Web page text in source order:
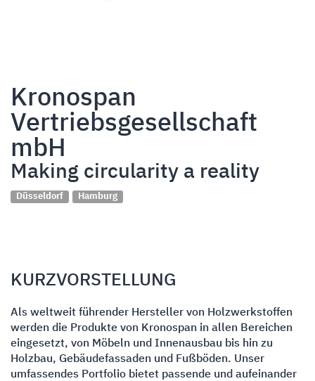
Kronospan
Vertriebsgesellschaft
mbH
Making circularity a reality
Düsseldorf Hamburg
KURZVORSTELLUNG
Als weltweit führender Hersteller von Holzwerkstoffen
werden die Produkte von Kronospan in allen Bereichen
eingesetzt, von Möbeln und Innenausbau bis hin zu
Holzbau, Gebäudefassaden und Fußböden. Unser
umfassendes Portfolio bietet passende und aufeinander